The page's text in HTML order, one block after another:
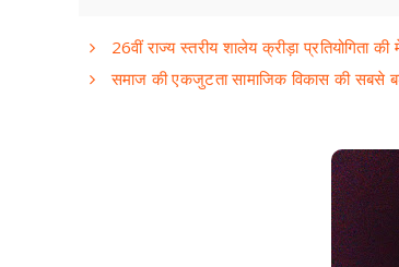
26वीं राज्य स्तरीय शालेय क्रीड़ा
समाज की एकजुटता सामाजिक विकास की सबसे